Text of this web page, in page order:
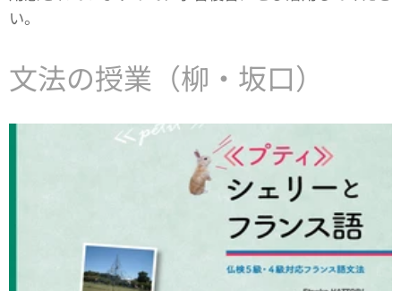
い。
文法の授業（柳・坂口）